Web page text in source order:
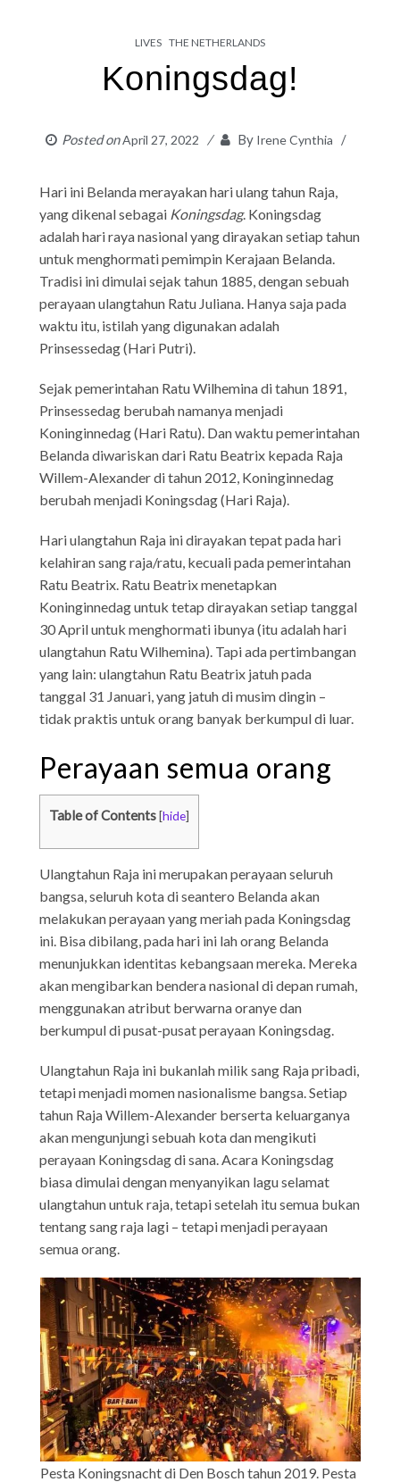
LIVES THE NETHERLANDS
Koningsdag!
Posted onApril 27, 2022 By Irene Cynthia
Hari ini Belanda merayakan hari ulang tahun Raja,
yang dikenal sebagai Koningsdag. Koningsdag
adalah hari raya nasional yang dirayakan setiap tahun
untuk menghormati pemimpin Kerajaan Belanda.
Tradisi ini dimulai sejak tahun 1885, dengan sebuah
perayaan ulangtahun Ratu Juliana. Hanya saja pada
waktu itu, istilah yang digunakan adalah
Prinsessedag (Hari Putri).
Sejak pemerintahan Ratu Wilhemina di tahun 1891,
Prinsessedag berubah namanya menjadi
Koninginnedag (Hari Ratu). Dan waktu pemerintahan
Belanda diwariskan dari Ratu Beatrix kepada Raja
Willem-Alexander di tahun 2012, Koninginnedag
berubah menjadi Koningsdag (Hari Raja).
Hari ulangtahun Raja ini dirayakan tepat pada hari
kelahiran sang raja/ratu, kecuali pada pemerintahan
Ratu Beatrix. Ratu Beatrix menetapkan
Koninginnedag untuk tetap dirayakan setiap tanggal
30 April untuk menghormati ibunya (itu adalah hari
ulangtahun Ratu Wilhemina). Tapi ada pertimbangan
yang lain: ulangtahun Ratu Beatrix jatuh pada
tanggal 31 Januari, yang jatuh di musim dingin –
tidak praktis untuk orang banyak berkumpul di luar.
Perayaan semua orang
Table of Contents[hide]
Ulangtahun Raja ini merupakan perayaan seluruh
bangsa, seluruh kota di seantero Belanda akan
melakukan perayaan yang meriah pada Koningsdag
ini. Bisa dibilang, pada hari ini lah orang Belanda
menunjukkan identitas kebangsaan mereka. Mereka
akan mengibarkan bendera nasional di depan rumah,
menggunakan atribut berwarna oranye dan
berkumpul di pusat-pusat perayaan Koningsdag.
Ulangtahun Raja ini bukanlah milik sang Raja pribadi,
tetapi menjadi momen nasionalisme bangsa. Setiap
tahun Raja Willem-Alexander berserta keluarganya
akan mengunjungi sebuah kota dan mengikuti
perayaan Koningsdag di sana. Acara Koningsdag
biasa dimulai dengan menyanyikan lagu selamat
ulangtahun untuk raja, tetapi setelah itu semua bukan
tentang sang raja lagi – tetapi menjadi perayaan
semua orang.
Pesta Koningsnacht di Den Bosch tahun 2019. Pesta